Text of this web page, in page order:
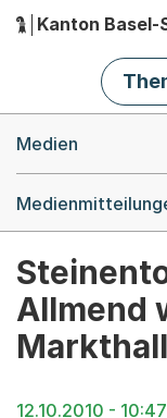
Hauptnavigation
Kanton Basel-
Medien
Allmend
12.10.2010 - 10:47